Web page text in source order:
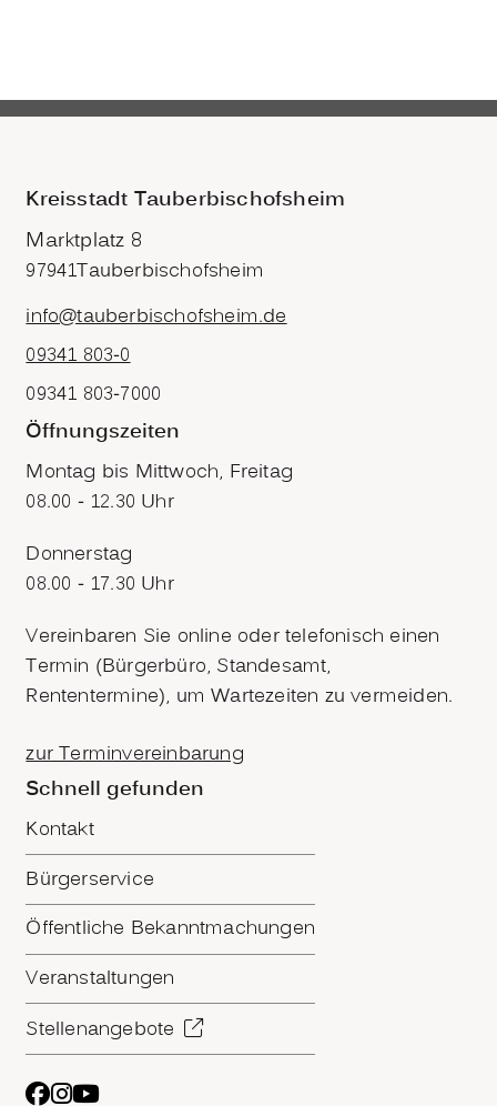
Kreisstadt Tauberbischofsheim
Marktplatz 8
97941Tauberbischofsheim
info@tauberbischofsheim.de
09341 803-0
09341 803-7000
Öffnungszeiten
Montag bis Mittwoch, Freitag
08.00 - 12.30 Uhr
Donnerstag
08.00 - 17.30 Uhr
Vereinbaren Sie online oder telefonisch einen
Termin (Bürgerbüro, Standesamt,
Rententermine), um Wartezeiten zu vermeiden.
zur Terminvereinbarung
Schnell gefunden
Kontakt
Bürgerservice
Öffentliche Bekanntmachungen
Veranstaltungen
Stellenangebote